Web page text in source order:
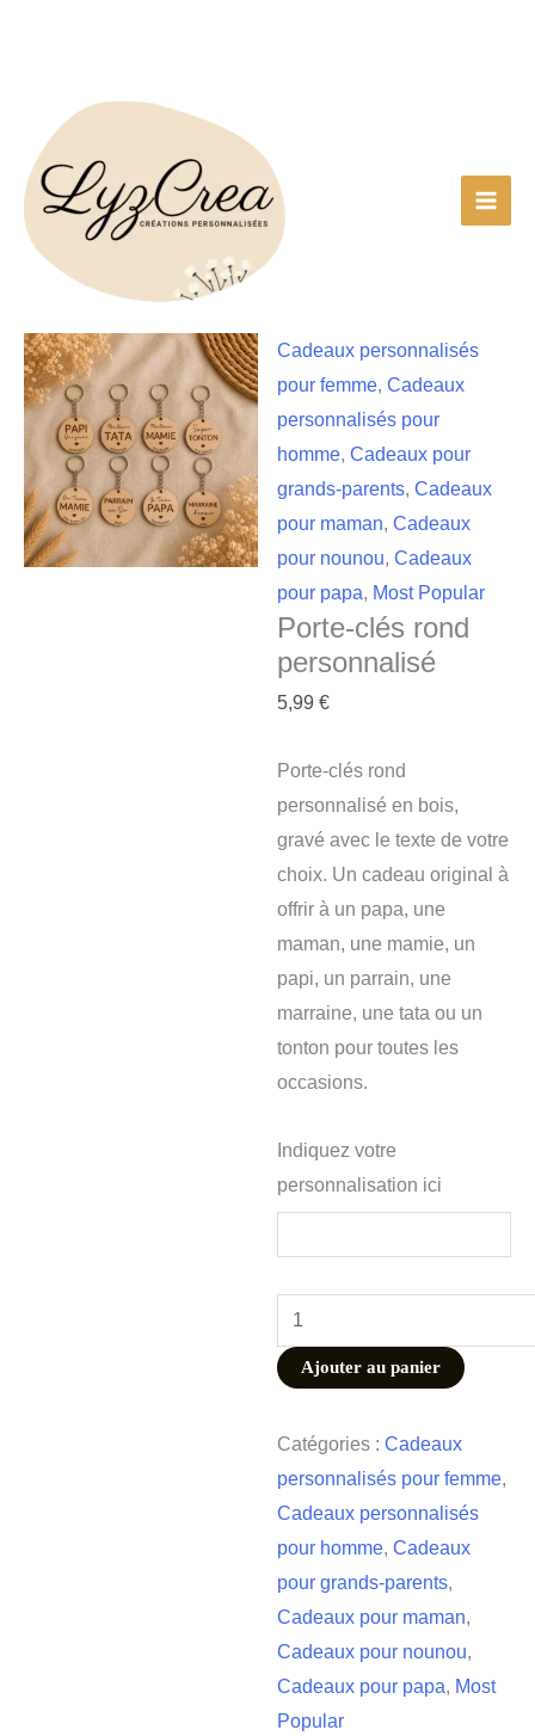
contenu
Cadeaux personnalisés
pour femme,Cadeaux
personnalisés pour
homme,Cadeaux pour
grands-parents,Cadeaux
pour maman,Cadeaux
pour nounou,Cadeaux
pour papa, Most Popular
Porte-clés rond
personnalisé
5,99€
Porte-clés rond
personnalisé en bois,
gravé avec le texte de votre
choix. Un cadeau original à
offrir à un papa, une
maman, une mamie, un
papi, un parrain, une
marraine, une tata ou un
tonton pour toutes les
occasions.
Indiquez votre
personnalisation ici
quantité
de
Porte-
rond
personnalisé
Ajouter au panier
Catégories :Cadeaux
personnalisés pour femme,
Cadeaux personnalisés
pour homme,Cadeaux
pour grands-parents,
Cadeaux pour maman,
Cadeaux pour nounou,
Cadeaux pour papa, Most
Popular